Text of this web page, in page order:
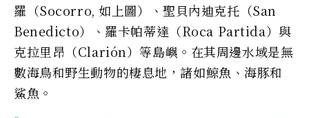
羅（Socorro, 如上圖）、聖貝內迪克托（San
Benedicto）、羅卡帕蒂達（Roca Partida）與
克拉里昂（Clarión）等島嶼。在其周邊水域是無
數海鳥和野生動物的棲息地，諸如鯨魚、海豚和
鯊魚。